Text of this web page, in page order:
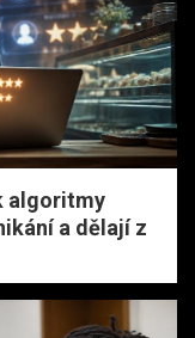
algoritmy
a dělají z